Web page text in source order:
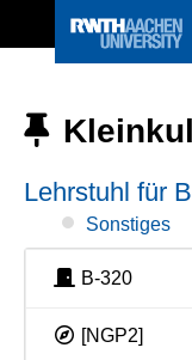
Lehrstuhl für
Sonstiges
B-320
[NGP2]